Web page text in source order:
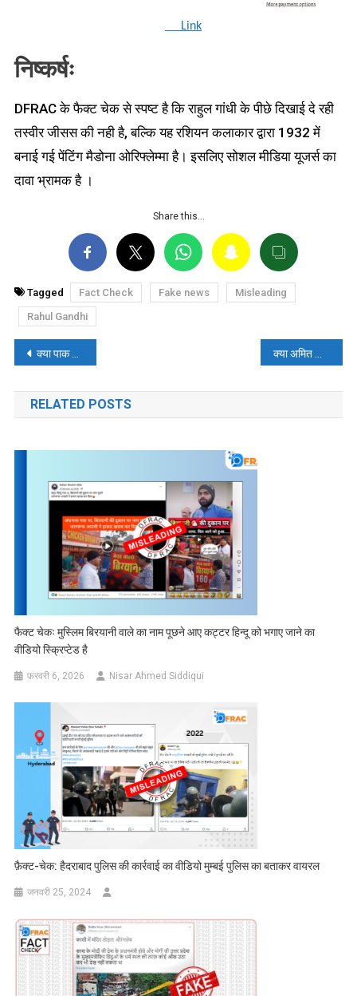
Link
निष्कर्षः
DFRAC के फैक्ट चेक से स्पष्ट है कि राहुल गांधी के पीछे दिखाई दे रही
तस्वीर जीसस की नही है, बल्कि यह रशियन कलाकार द्वारा 1932 में
बनाई गई पेंटिंग मैडोना ओरिफ्लेम्मा है। इसलिए सोशल मीडिया यूजर्स का
दावा भ्रामक है ।
Share this…
Tagged Fact Check Fake news
Misleading
Rahul Gandhi
पोस्ट
नेविगेशन
क्या पाक अधिकृत कश्मीर के बकरवाल समाज ने भारत के समर्थन की प्रतिज्ञा ली? जानें वायरल वीडियो की सच्चाई
RELATED POSTS
फैक्ट चेकः मुस्लिम बिरयानी वाले का नाम पूछने आए कट्टर हिन्दू को भगाए जाने का
वीडियो स्क्रिप्टेड है
फ़रवरी 6, 2026 Nisar Ahmed Siddiqui
फ़ैक्ट-चेक: हैदराबाद पुलिस की कार्रवाई का वीडियो मुम्बई पुलिस का बताकर वायरल
जनवरी 25, 2024